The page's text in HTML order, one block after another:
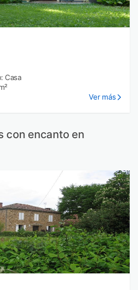
Casa
Ver más
con encanto en